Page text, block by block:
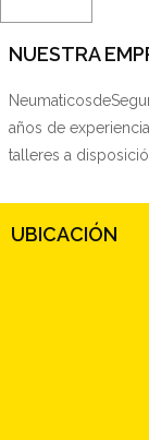
NUESTRA
años de
talleres a
UBICACIÓN